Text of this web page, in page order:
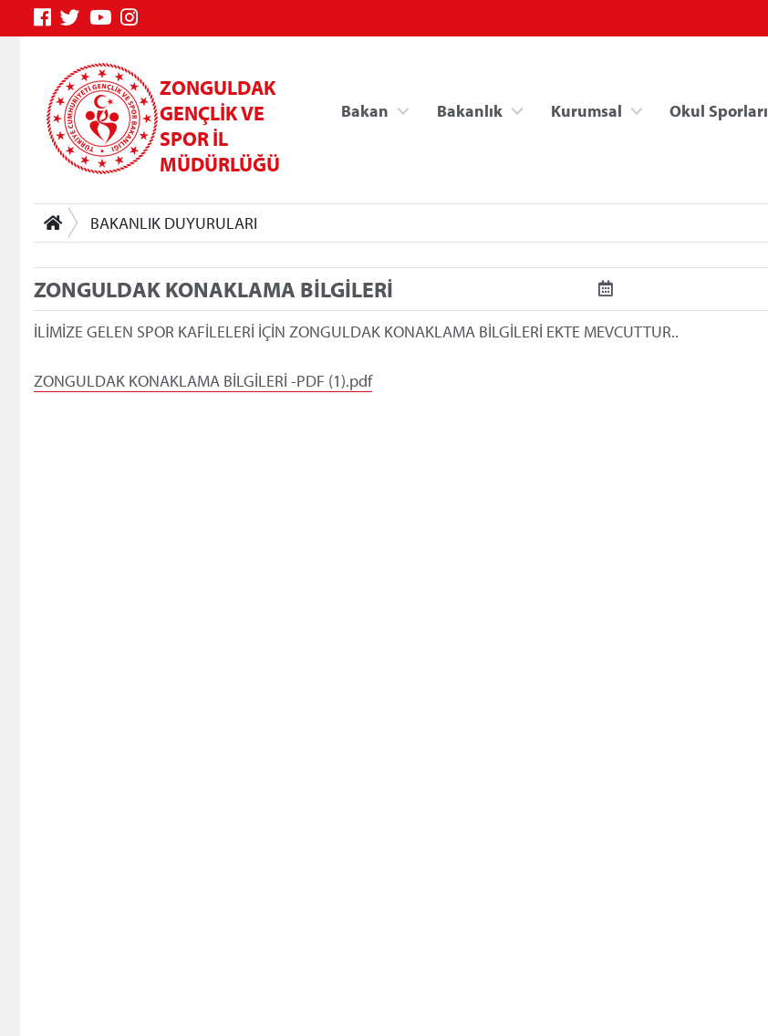
ZONGULDAK
GENÇLİK VE
SPOR İL
MÜDÜRLÜĞÜ
Bakan Bakanlık Kurumsal Okul Sporları
BAKANLIK DUYURULARI
ZONGULDAK KONAKLAMA BİLGİLERİ
İLİMİZE GELEN SPOR KAFİLELERİ İÇİN ZONGULDAK KONAKLAMA BİLGİLERİ EKTE MEVCUTTUR..
ZONGULDAK KONAKLAMA BİLGİLERİ -PDF (1).pdf
Genç Bilgi Sistemi Spor Bilgi Sistemi